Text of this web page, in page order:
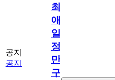
공지
공지
최
애
일
정
만
구